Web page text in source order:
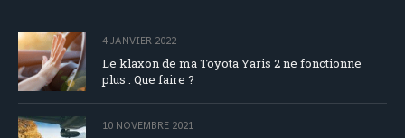
4 JANVIER 2022
Le klaxon de ma Toyota Yaris 2 ne fonctionne
plus : Que faire ?
10 NOVEMBRE 2021